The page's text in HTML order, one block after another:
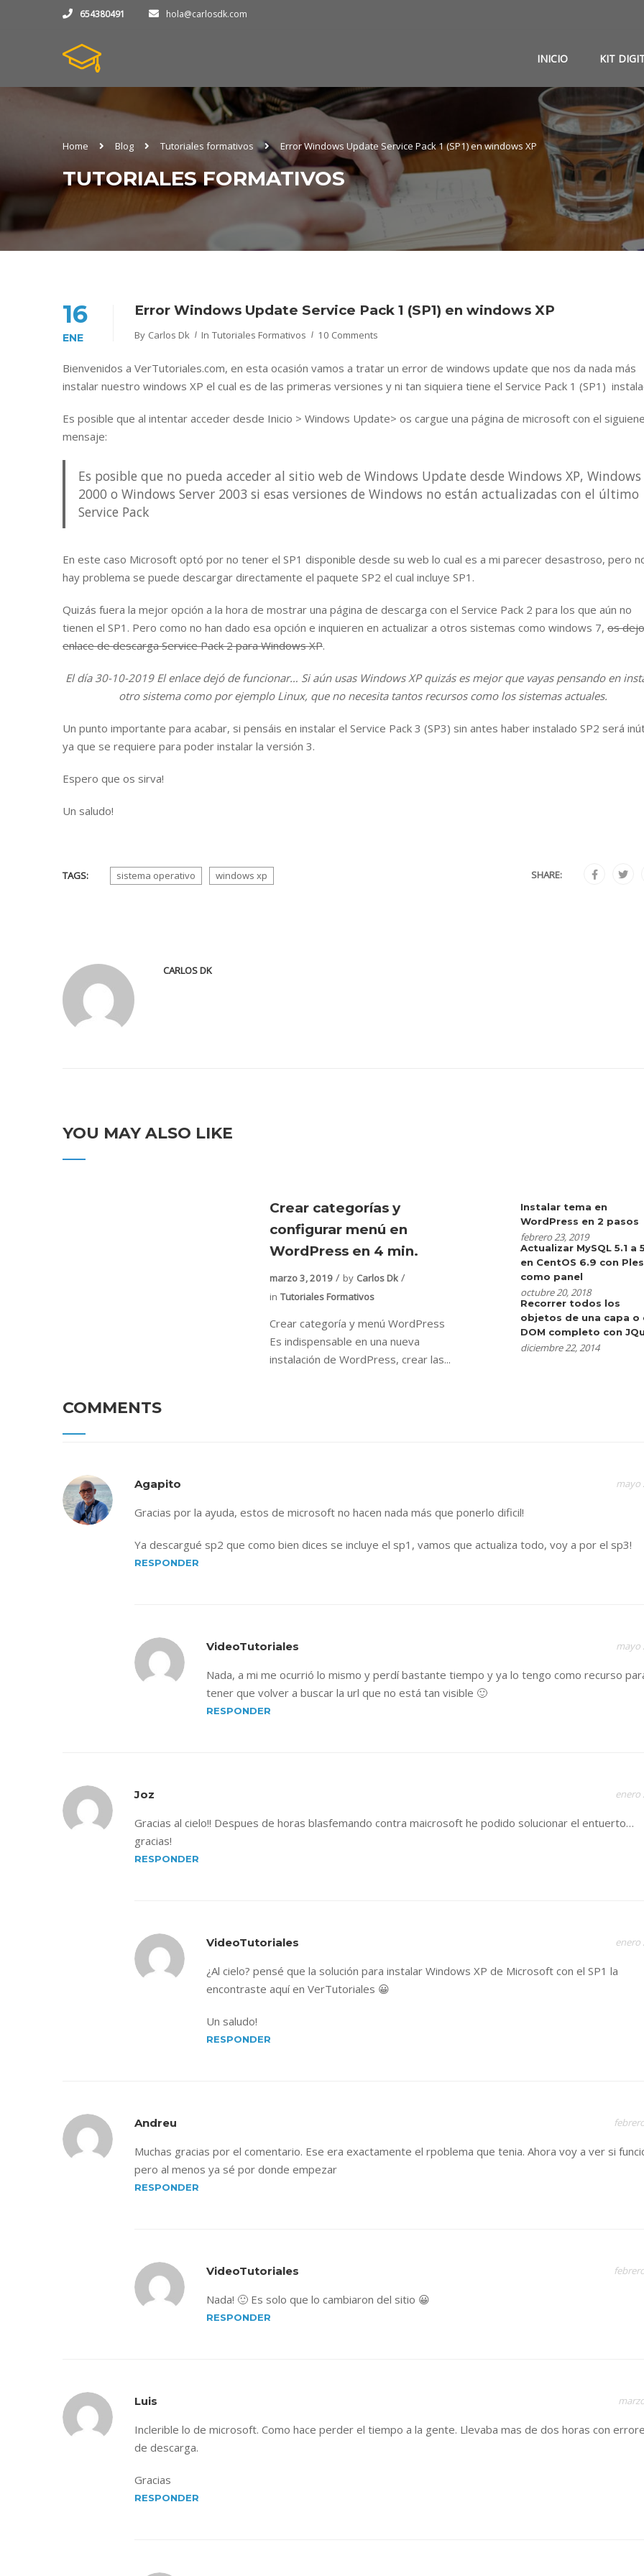
654380491 hola@carlosdk.com
INICIO KIT
Home Blog Tutoriales formativos Error Windows Update Service Pack 1 (SP1) en windows XP
TUTORIALES FORMATIVOS
16
ENE
Error Windows Update Service Pack 1 (SP1) en windows XP
By Carlos Dk In Tutoriales Formativos 10 Comments
Bienvenidos a VerTutoriales.com, en esta ocasión vamos a tratar un error de windows update que nos da nada más
instalar nuestro windows XP el cual es de las primeras versiones y ni tan siquiera tiene el Service Pack 1 (SP1)
Es posible que al intentar acceder desde Inicio > Windows Update> os cargue una página de microsoft con el
mensaje:
Es posible que no pueda acceder al sitio web de Windows Update desde Windows XP, Windows
2000 o Windows Server 2003 si esas versiones de Windows no están actualizadas con el último
Service Pack
En este caso Microsoft optó por no tener el SP1 disponible desde su web lo cual es a mi parecer desastroso, pero
hay problema se puede descargar directamente el paquete SP2 el cual incluye SP1.
Quizás fuera la mejor opción a la hora de mostrar una página de descarga con el Service Pack 2 para los que aún no
tienen el SP1. Pero como no han dado esa opción e inquieren en actualizar a otros sistemas como windows 7, os
enlace de descarga Service Pack 2 para Windows XP.
El día 30-10-2019 El enlace dejó de funcionar… Si aún usas Windows XP quizás es mejor que vayas pensando en
otro sistema como por ejemplo Linux, que no necesita tantos recursos como los sistemas actuales.
Un punto importante para acabar, si pensáis en instalar el Service Pack 3 (SP3) sin antes haber instalado SP2 será
ya que se requiere para poder instalar la versión 3.
Espero que os sirva!
Un saludo!
TAGS: sistema operativo windows xp SHARE:
CARLOS DK
YOU MAY ALSO LIKE
Crear categorías y
configurar menú en
WordPress en 4 min.
marzo 3, 2019 by Carlos Dk
in Tutoriales Formativos
Crear categoría y menú WordPress
Es indispensable en una nueva
instalación de WordPress, crear las...
Instalar tema en
WordPress en 2 pasos
febrero 23, 2019
Actualizar MySQL 5.1 a
en CentOS 6.9 con
como panel
octubre 20, 2018
Recorrer todos los
objetos de una capa o
DOM completo con
diciembre 22, 2014
COMMENTS
Agapito mayo
Gracias por la ayuda, estos de microsoft no hacen nada más que ponerlo dificil!
Ya descargué sp2 que como bien dices se incluye el sp1, vamos que actualiza todo, voy a por el sp3!
RESPONDER
VideoTutoriales mayo
Nada, a mi me ocurrió lo mismo y perdí bastante tiempo y ya lo tengo como recurso
tener que volver a buscar la url que no está tan visible 🙂
RESPONDER
Joz enero
Gracias al cielo!! Despues de horas blasfemando contra maicrosoft he podido solucionar el entuerto…
gracias!
RESPONDER
VideoTutoriales enero
¿Al cielo? pensé que la solución para instalar Windows XP de Microsoft con el SP1 la
encontraste aquí en VerTutoriales 😀
Un saludo!
RESPONDER
Andreu
Muchas gracias por el comentario. Ese era exactamente el rpoblema que tenia. Ahora voy a ver si
pero al menos ya sé por donde empezar
RESPONDER
VideoTutoriales
Nada! 🙂 Es solo que lo cambiaron del sitio 😀
RESPONDER
Luis
Inclerible lo de microsoft. Como hace perder el tiempo a la gente. Llevaba mas de dos horas con
de descarga.
Gracias
RESPONDER